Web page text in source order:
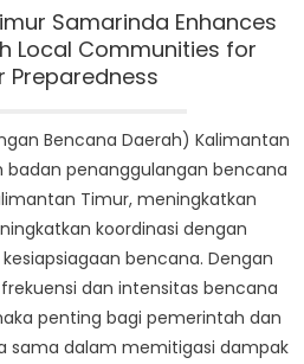
Terkini
Samarinda Enhances
Local Communities for
Preparedness
Bencana Daerah) Kalimantan
badan penanggulangan bencana
Timur, meningkatkan
koordinasi dengan
bencana. Dengan
dan intensitas bencana
penting bagi pemerintah dan
sama dalam memitigasi dampak